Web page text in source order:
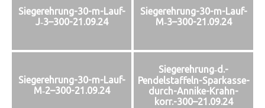
Siegerehrung-30-m-Lauf-
J‑3–300-21.09.24
Siegerehrung-30-m-Lauf-
M‑3–300-21.09.24
Siegerehrung-30-m-Lauf-
M‑2–300-21.09.24
Siegerehrung‑d.-
Pendelstaffeln-Sparkasse-
durch-Annike-Krahn-
korr.-300–21.09.24